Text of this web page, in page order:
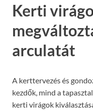
Kerti
arculatát
A kerttervezés és
kezdők, mind a
kerti virágok